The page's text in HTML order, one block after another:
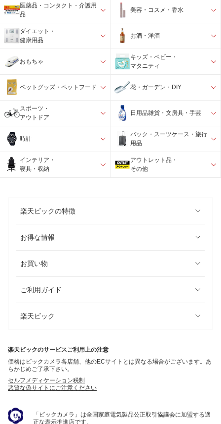
医薬品・コンタクト・介護用
品
美容・コスメ・香水
ダイエット・
健康用品
お酒・洋酒
おもちゃ
キッズ・ベビー・
マタニティ
ペットグッズ・ペットフード 花・ガーデン・DIY
スポーツ・
アウトドア
日用品雑貨・文房具・手芸
時計
バック・スーツケース・旅行
用品
インテリア・
寝具・収納
アウトレット品・
その他
楽天ビックの特徴
お得な情報
お買い物
ご利用ガイド
楽天ビック
楽天ビックのサービスご利用上の注意
価格はビックカメラ各店舗、他のECサイトとは異なる場合がございます。あ
らかじめご了承下さい。
セルフメディケーション税制
悪質な偽サイトにご注意ください
「ビックカメラ」は全国家庭電気製品公正取引協議会に加盟する適
正な表示推進店です。